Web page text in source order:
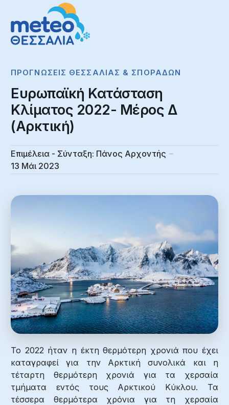
ΠΡΟΓΝΏΣΕΙΣ ΘΕΣΣΑΛΊΑΣ & ΣΠΟΡΆΔΩΝ
Ευρωπαϊκή Κατάσταση
Κλίματος 2022- Μέρος Δ
(Αρκτική)
Επιμέλεια - Σύνταξη: Πάνος Αρχοντής
13 Μάι 2023
Το 2022 ήταν η έκτη θερμότερη χρονιά που έχει
καταγραφεί για την Αρκτική συνολικά και η
τέταρτη θερμότερη χρονιά για τα χερσαία
τμήματα εντός τους Αρκτικού Κύκλου. Τα
τέσσερα θερμότερα χρόνια για τη χερσαία